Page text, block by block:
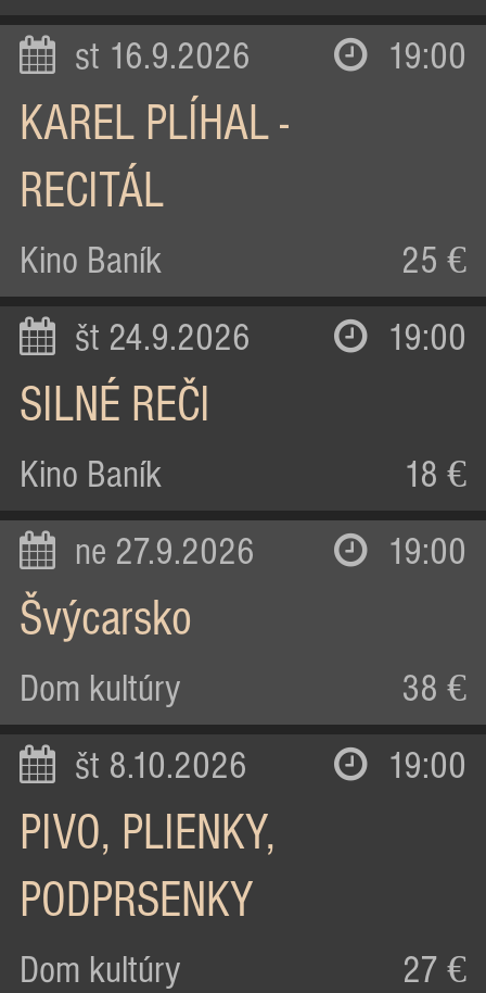
st 16.9.2026 19:00
KAREL PLÍHAL -
RECITÁL
Kino Baník 25 €
št 24.9.2026 19:00
SILNÉ REČI
Kino Baník 18 €
ne 27.9.2026 19:00
Švýcarsko
Dom kultúry 38 €
št 8.10.2026 19:00
PIVO, PLIENKY,
PODPRSENKY
Dom kultúry 27 €